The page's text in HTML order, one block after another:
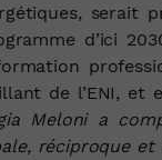
serait
d’ici
de l’ENI, et
Meloni a
réciproque et